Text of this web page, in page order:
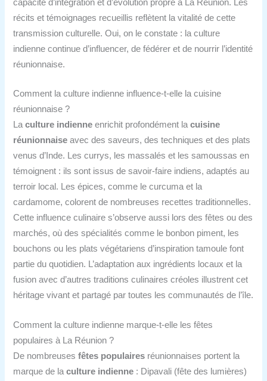
capacité d’intégration et d’évolution propre à La Réunion. Les
récits et témoignages recueillis reflètent la vitalité de cette
transmission culturelle. Oui, on le constate : la culture
indienne continue d’influencer, de fédérer et de nourrir l’identité
réunionnaise.
Comment la culture indienne influence‑t‑elle la cuisine
réunionnaise ?
Laculture indienne enrichit profondément lacuisine
réunionnaise avec des saveurs, des techniques et des plats
venus d’Inde. Les currys, les massalés et les samoussas en
témoignent : ils sont issus de savoir-faire indiens, adaptés au
terroir local. Les épices, comme le curcuma et la
cardamome, colorent de nombreuses recettes traditionnelles.
Cette influence culinaire s’observe aussi lors des fêtes ou des
marchés, où des spécialités comme le bonbon piment, les
bouchons ou les plats végétariens d’inspiration tamoule font
partie du quotidien. L’adaptation aux ingrédients locaux et la
fusion avec d’autres traditions culinaires créoles illustrent cet
héritage vivant et partagé par toutes les communautés de l’île.
Comment la culture indienne marque-t-elle les fêtes
populaires à La Réunion ?
De nombreusesfêtes populaires réunionnaises portent la
marque de laculture indienne : Dipavali (fête des lumières)